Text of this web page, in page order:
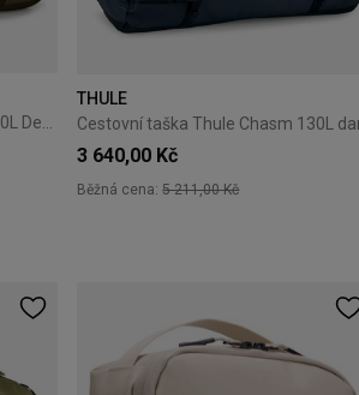
THULE
3 640,00 Kč
Běžná cena:5 211,00 Kč